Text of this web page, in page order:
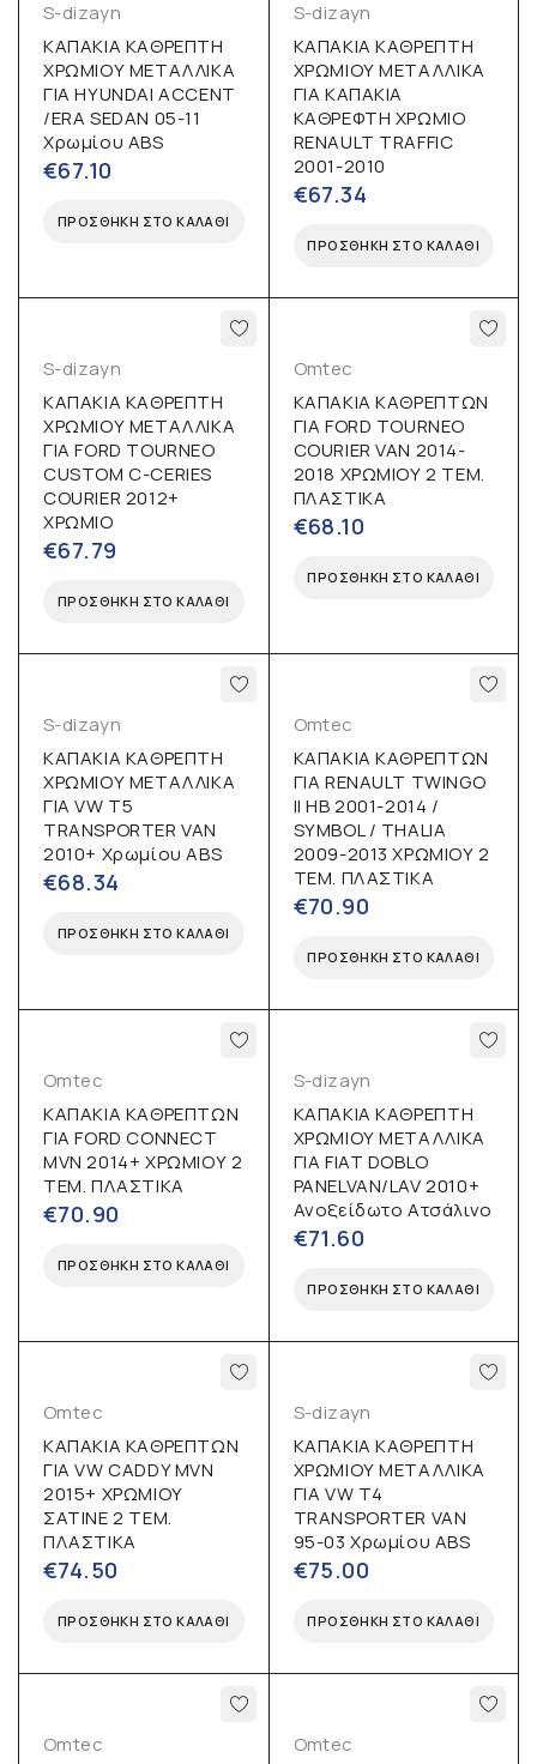
S-dizayn
ΚΑΠΑΚΙΑ ΚΑΘΡΕΠΤΗ
ΧΡΩΜΙΟΥ ΜΕΤΑΛΛΙΚΑ
ΓΙΑ HYUNDAI ACCENT
/ERA SEDAN 05-11
Χρωμίου ABS
€67.10
ΠΡΟΣΘΉΚΗ ΣΤΟ ΚΑΛΆΘΙ
S-dizayn
ΚΑΠΑΚΙΑ ΚΑΘΡΕΠΤΗ
ΧΡΩΜΙΟΥ ΜΕΤΑΛΛΙΚΑ
ΓΙΑ ΚΑΠΑΚΙΑ
ΚΑΘΡΕΦΤΗ ΧΡΩΜΙΟ
RENAULT TRAFFIC
2001-2010
€67.34
ΠΡΟΣΘΉΚΗ ΣΤΟ ΚΑΛΆΘΙ
S-dizayn
ΚΑΠΑΚΙΑ ΚΑΘΡΕΠΤΗ
ΧΡΩΜΙΟΥ ΜΕΤΑΛΛΙΚΑ
ΓΙΑ FORD TOURNEO
CUSTOM C-CERIES
COURIER 2012+
ΧΡΩΜΙΟ
€67.79
ΠΡΟΣΘΉΚΗ ΣΤΟ ΚΑΛΆΘΙ
Omtec
ΚΑΠΑΚΙΑ ΚΑΘΡΕΠΤΩΝ
ΓΙΑ FORD TOURNEO
COURIER VAN 2014-
2018 ΧΡΩΜΙΟΥ 2 ΤΕΜ.
ΠΛΑΣΤΙΚΑ
€68.10
ΠΡΟΣΘΉΚΗ ΣΤΟ ΚΑΛΆΘΙ
S-dizayn
ΚΑΠΑΚΙΑ ΚΑΘΡΕΠΤΗ
ΧΡΩΜΙΟΥ ΜΕΤΑΛΛΙΚΑ
ΓΙΑ VW T5
TRANSPORTER VAN
2010+ Χρωμίου ABS
€68.34
ΠΡΟΣΘΉΚΗ ΣΤΟ ΚΑΛΆΘΙ
Omtec
ΚΑΠΑΚΙΑ ΚΑΘΡΕΠΤΩΝ
ΓΙΑ RENAULT TWINGO
II HB 2001-2014 /
SYMBOL / THALIA
2009-2013 ΧΡΩΜΙΟΥ 2
ΤΕΜ. ΠΛΑΣΤΙΚΑ
€70.90
ΠΡΟΣΘΉΚΗ ΣΤΟ ΚΑΛΆΘΙ
Omtec
ΚΑΠΑΚΙΑ ΚΑΘΡΕΠΤΩΝ
ΓΙΑ FORD CONNECT
MVN 2014+ ΧΡΩΜΙΟΥ 2
ΤΕΜ. ΠΛΑΣΤΙΚΑ
€70.90
ΠΡΟΣΘΉΚΗ ΣΤΟ ΚΑΛΆΘΙ
S-dizayn
ΚΑΠΑΚΙΑ ΚΑΘΡΕΠΤΗ
ΧΡΩΜΙΟΥ ΜΕΤΑΛΛΙΚΑ
ΓΙΑ FIAT DOBLO
PANELVAN/LAV 2010+
Ανοξείδωτο Ατσάλινο
€71.60
ΠΡΟΣΘΉΚΗ ΣΤΟ ΚΑΛΆΘΙ
Omtec
ΚΑΠΑΚΙΑ ΚΑΘΡΕΠΤΩΝ
ΓΙΑ VW CADDY MVN
2015+ ΧΡΩΜΙΟΥ
ΣΑΤΙΝΕ 2 ΤΕΜ.
ΠΛΑΣΤΙΚΑ
€74.50
ΠΡΟΣΘΉΚΗ ΣΤΟ ΚΑΛΆΘΙ
S-dizayn
ΚΑΠΑΚΙΑ ΚΑΘΡΕΠΤΗ
ΧΡΩΜΙΟΥ ΜΕΤΑΛΛΙΚΑ
ΓΙΑ VW T4
TRANSPORTER VAN
95-03 Χρωμίου ABS
€75.00
ΠΡΟΣΘΉΚΗ ΣΤΟ ΚΑΛΆΘΙ
Omtec
Omtec